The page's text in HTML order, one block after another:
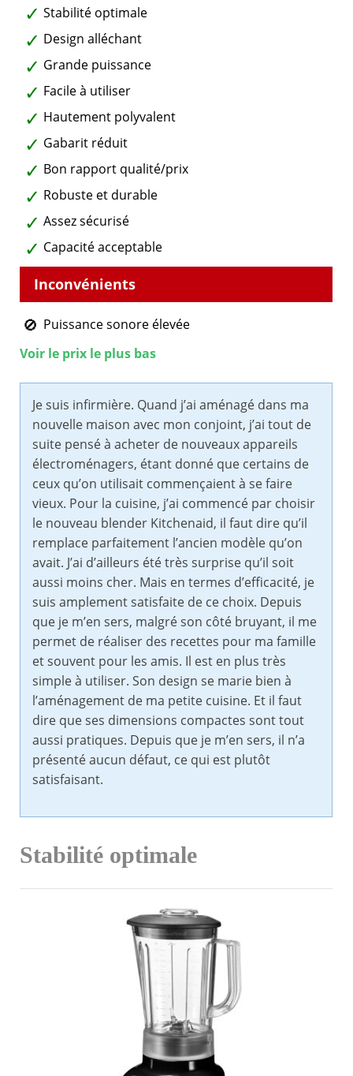
Stabilité optimale
Design alléchant
Grande puissance
Facile à utiliser
Hautement polyvalent
Gabarit réduit
Bon rapport qualité/prix
Robuste et durable
Assez sécurisé
Capacité acceptable
Puissance sonore élevée
Voir le prix le plus bas
Je suis infirmière. Quand j’ai aménagé dans ma
nouvelle maison avec mon conjoint, j’ai tout de
suite pensé à acheter de nouveaux appareils
électroménagers, étant donné que certains de
ceux qu’on utilisait commençaient à se faire
vieux. Pour la cuisine, j’ai commencé par choisir
le nouveau blender Kitchenaid, il faut dire qu’il
remplace parfaitement l’ancien modèle qu’on
avait. J’ai d’ailleurs été très surprise qu’il soit
aussi moins cher. Mais en termes d’efficacité, je
suis amplement satisfaite de ce choix. Depuis
que je m’en sers, malgré son côté bruyant, il me
permet de réaliser des recettes pour ma famille
et souvent pour les amis. Il est en plus très
simple à utiliser. Son design se marie bien à
l’aménagement de ma petite cuisine. Et il faut
dire que ses dimensions compactes sont tout
aussi pratiques. Depuis que je m’en sers, il n’a
présenté aucun défaut, ce qui est plutôt
satisfaisant.
Stabilité optimale